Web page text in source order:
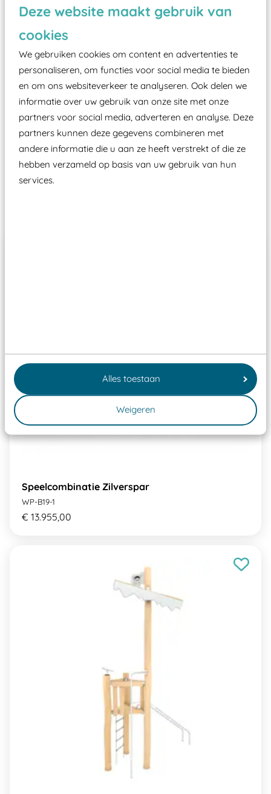
Deze website maakt gebruik van
cookies
We gebruiken cookies om content en advertenties te
personaliseren, om functies voor social media te bieden
en om ons websiteverkeer te analyseren. Ook delen we
informatie over uw gebruik van onze site met onze
partners voor social media, adverteren en analyse. Deze
partners kunnen deze gegevens combineren met
andere informatie die u aan ze heeft verstrekt of die ze
hebben verzameld op basis van uw gebruik van hun
services.
Alles toestaan
Weigeren
valondergrond onder speeltoestellen verplicht is
zoals kunstgras, rubber tegels of boomschors?
Elk speeltoestel in de openbare ruimte voorzien
moet zijn van een typekeuring, -plaatje en
certificering, uitgegeven door een Nederlands
aangewezen keuringsinstantie?
Wij ook speeltoestellen kunnen laten keuren zodat
ze toch binnen het Warenwetbesluit Attractie- en
Speeltoestellen vallen?
Speelcombinatie Zilverspar
WP-B19-1
€ 13.955,00